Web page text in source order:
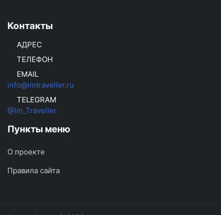
Контакты
АДРЕС
ТЕЛЕФОН
EMAIL
info@imtraveller.ru
TELEGRAM
@Im_Traveller
Пункты меню
О проекте
Правила сайта